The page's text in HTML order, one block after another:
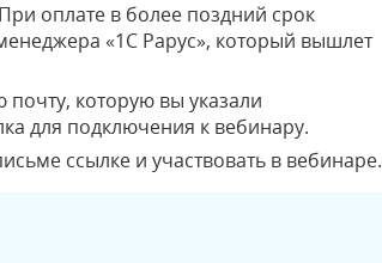
оплате в более поздний срок
«1С Рарус», который вышлет
которую вы указали
для подключения к вебинару.
ссылке и участвовать в вебинаре.